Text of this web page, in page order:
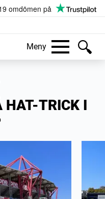
Meny
HAT-TRICK I